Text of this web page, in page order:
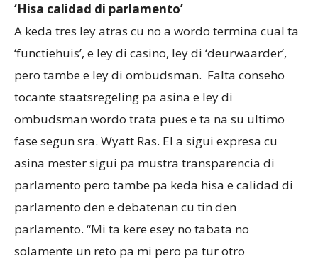
‘Hisa calidad di parlamento’
A keda tres ley atras cu no a wordo termina cual ta
‘functiehuis’, e ley di casino, ley di ‘deurwaarder’,
pero tambe e ley di ombudsman. Falta conseho
tocante staatsregeling pa asina e ley di
ombudsman wordo trata pues e ta na su ultimo
fase segun sra. Wyatt Ras. El a sigui expresa cu
asina mester sigui pa mustra transparencia di
parlamento pero tambe pa keda hisa e calidad di
parlamento den e debatenan cu tin den
parlamento. “Mi ta kere esey no tabata no
solamente un reto pa mi pero pa tur otro